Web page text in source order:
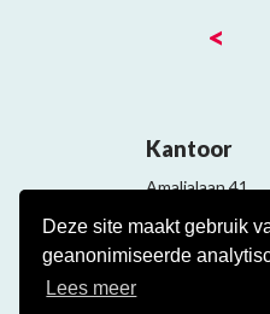
Deze site maakt gebruik
geanonimiseerde
Lees meer
<
Kantoor
Amalialaan 41
Contact
Veelgestelde